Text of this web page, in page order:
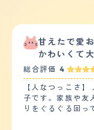
甘えたで愛
かわいくて
総合評価 4
【人なつっこさ
子です。家族や友
りをぐるぐる回っ
人でも人見知り